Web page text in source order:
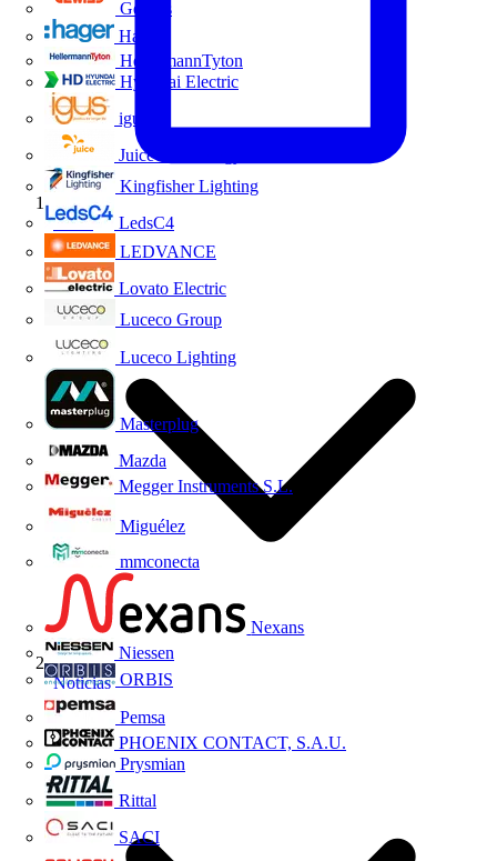
Gewiss
Hager
HellermannTyton
Hyundai Electric
igus
Juice Technology
Kingfisher Lighting
LedsC4
LEDVANCE
Lovato Electric
Luceco Group
Luceco Lighting
Masterplug
Mazda
Megger Instruments S.L.
Miguélez
mmconecta
Nexans
Niessen
ORBIS
Pemsa
PHOENIX CONTACT, S.A.U.
Prysmian
Rittal
SACI
Inicio
Noticias